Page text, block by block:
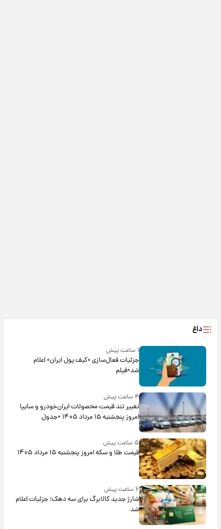
داغ
۱ ساعت پیش
جزئیات فعال‌سازی «کیف پول ایران» اعلام
شد+فیلم
۴ ساعت پیش
تغییر تند قیمت محصولات ایران‌خودرو و سایپا
امروز پنجشنبه ۱۵ مرداد ۱۴۰۵ +جدول
۵ ساعت پیش
قیمت طلا و سکه امروز پنجشنبه ۱۵ مرداد ۱۴۰۵
۶ ساعت پیش
شارژ جدید کالابرگ برای سه دهک؛ جزئیات اعلام
شد